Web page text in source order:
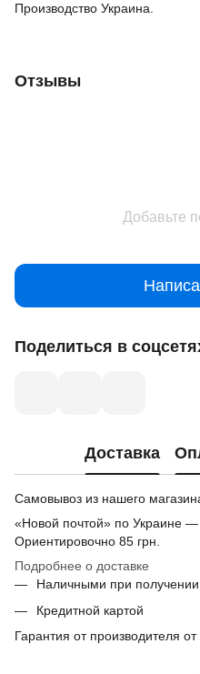
Производство Украина.
Отзывы
Добавьте
Поделиться в
Доставка
Самовывоз из нашего
«Новой почтой» по Украине
Ориентировочно 85 грн.
Подробнее о доставке
Наличными при получении
Кредитной картой
Гарантия от производителя